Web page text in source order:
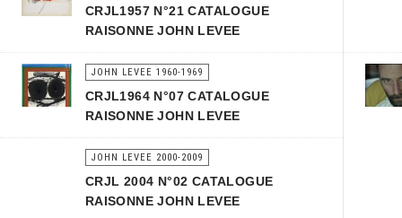
CRJL1957 N°21 CATALOGUE
RAISONNE JOHN LEVEE
JOHN LEVEE 1960-1969
CRJL1964 N°07 CATALOGUE
RAISONNE JOHN LEVEE
JOHN LEVEE 2000-2009
CRJL 2004 N°02 CATALOGUE
RAISONNE JOHN LEVEE